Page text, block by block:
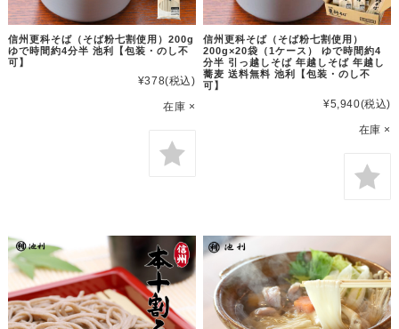
信州更科そば（そば粉七割使用）200g
ゆで時間約4分半 池利【包装・のし不
可】
¥378(税込)
在庫 ×
信州更科そば（そば粉七割使用）
200g×20袋（1ケース） ゆで時間約4
分半 引っ越しそば 年越しそば 年越し
蕎麦 送料無料 池利【包装・のし不
可】
¥5,940(税込)
在庫 ×